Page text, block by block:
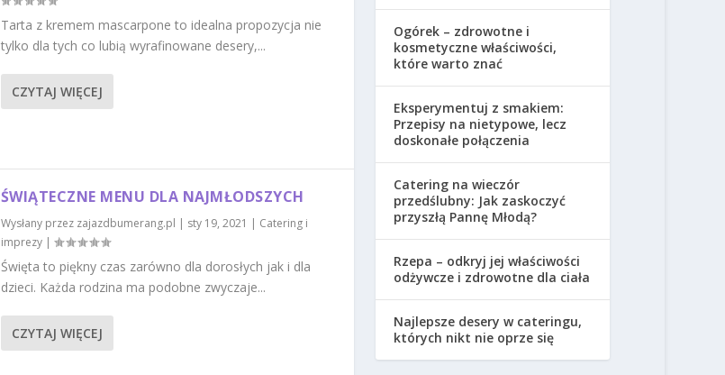
Tarta z kremem mascarpone to idealna propozycja nie
tylko dla tych co lubią wyrafinowane desery,...
CZYTAJ WIĘCEJ
ŚWIĄTECZNE MENU DLA NAJMŁODSZYCH
Wysłany przez zajazdbumerang.pl | sty 19, 2021 | Catering i
imprezy|
Święta to piękny czas zarówno dla dorosłych jak i dla
dzieci. Każda rodzina ma podobne zwyczaje...
CZYTAJ WIĘCEJ
Ogórek – zdrowotne i
kosmetyczne właściwości,
które warto znać
Eksperymentuj z smakiem:
Przepisy na nietypowe, lecz
doskonałe połączenia
Catering na wieczór
przedślubny: Jak zaskoczyć
przyszłą Pannę Młodą?
Rzepa – odkryj jej właściwości
odżywcze i zdrowotne dla ciała
Najlepsze desery w cateringu,
których nikt nie oprze się